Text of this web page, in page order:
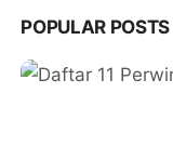
POPULAR POSTS